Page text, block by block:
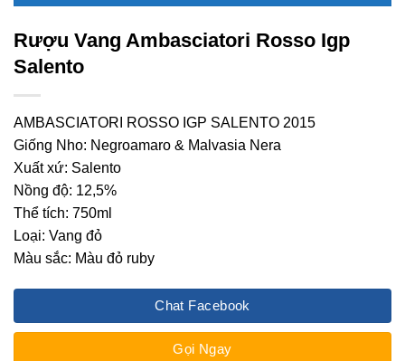
Rượu Vang Ambasciatori Rosso Igp
Salento
AMBASCIATORI ROSSO IGP SALENTO 2015
Giống Nho: Negroamaro & Malvasia Nera
Xuất xứ: Salento
Nồng độ: 12,5%
Thể tích: 750ml
Loại: Vang đỏ
Màu sắc: Màu đỏ ruby
Chat Facebook
Gọi Ngay